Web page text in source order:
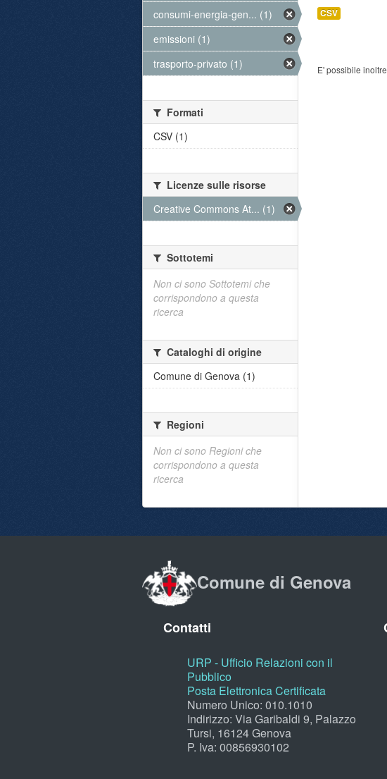
CSV
E' possibile
consumi-energia-gen... (1)
emissioni (1)
trasporto-privato (1)
Formati
CSV (1)
Licenze sulle risorse
Creative Commons At... (1)
Sottotemi
Non ci sono Sottotemi che
corrispondono a questa
ricerca
Cataloghi di origine
Comune di Genova (1)
Regioni
Non ci sono Regioni che
corrispondono a questa
ricerca
Comune di Genova
Contatti
URP - Ufficio Relazioni con il
Pubblico
Posta Elettronica Certificata
Numero Unico: 010.1010
Indirizzo: Via Garibaldi 9, Palazzo
Tursi, 16124 Genova
P. Iva: 00856930102